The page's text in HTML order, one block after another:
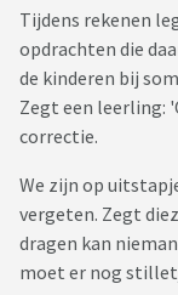
Tijdens rekenen
opdrachten die
de kinderen bij
Zegt een leerling:
correctie.
We zijn op
vergeten. Zegt
dragen kan
moet er nog